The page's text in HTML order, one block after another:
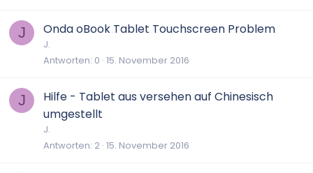
J Onda oBook Tablet Touchscreen Problem
J.
Antworten 0 15. November 2016
J
Hilfe - Tablet aus versehen auf Chinesisch
umgestellt
J.
Antworten 2 15. November 2016